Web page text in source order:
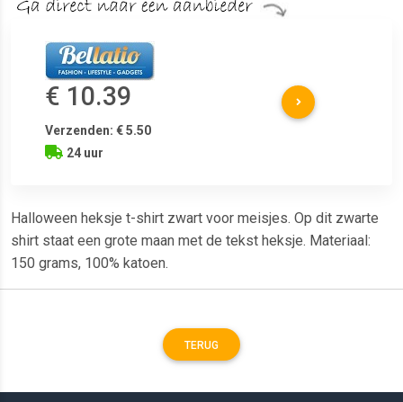
€ 10.39
Verzenden: € 5.50
24 uur
Halloween heksje t-shirt zwart voor meisjes. Op dit zwarte
shirt staat een grote maan met de tekst heksje. Materiaal:
150 grams, 100% katoen.
TERUG